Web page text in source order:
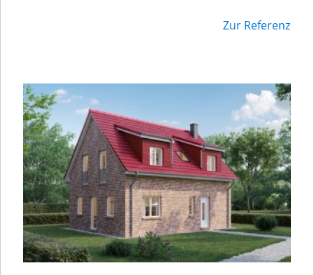
Zur Referenz